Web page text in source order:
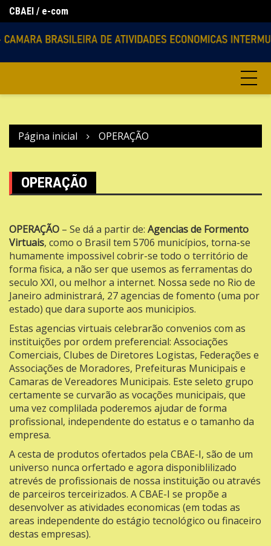
para
o
conteúdo
CBAEI / e-com
Agencias Virtuais
Página inicial OPERAÇÃO
OPERAÇÃO
OPERAÇÃO – Se dá a partir de: Agencias de Formento
Virtuais, como o Brasil tem 5706 municípios, torna-se
humamente impossivel cobrir-se todo o território de
forma fisica, a não ser que usemos as ferramentas do
seculo XXI, ou melhor a internet. Nossa sede no Rio de
Janeiro administrará, 27 agencias de fomento (uma por
estado) que dara suporte aos municipios.
Estas agencias virtuais celebrarão convenios com as
instituições por ordem preferencial: Associações
Comerciais, Clubes de Diretores Logistas, Federações e
Associações de Moradores, Prefeituras Municipais e
Camaras de Vereadores Municipais. Este seleto grupo
certamente se curvarão as vocações municipais, que
uma vez complilada poderemos ajudar de forma
profissional, independente do estatus e o tamanho da
empresa.
A cesta de produtos ofertados pela CBAE-I, são de um
universo nunca orfertado e agora disponiblilizado
atrevés de profissionais de nossa instituição ou através
de parceiros terceirizados. A CBAE-I se propõe a
desenvolver as atividades economicas (em todas as
areas independente do estágio tecnológico ou finaceiro
destas empresas).